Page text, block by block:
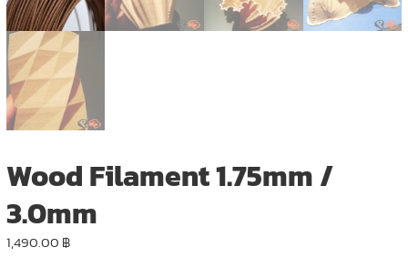
Wood Filament 1.75mm /
3.0mm
1,490.00 ฿